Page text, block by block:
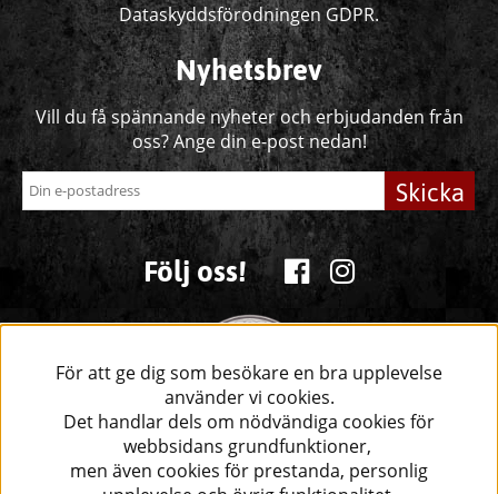
Dataskyddsförodningen GDPR.
Nyhetsbrev
Vill du få spännande nyheter och erbjudanden från
oss? Ange din e-post nedan!
Skicka
Följ oss!
För att ge dig som besökare en bra upplevelse
använder vi cookies.
Det handlar dels om nödvändiga cookies för
webbsidans grundfunktioner,
men även cookies för prestanda, personlig